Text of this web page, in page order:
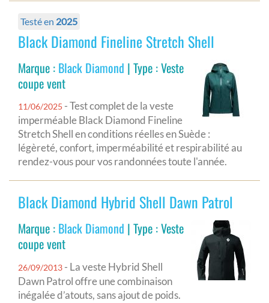
Testé en 2025
Black Diamond Fineline Stretch Shell
Marque : Black Diamond | Type : Veste
coupe vent
11/06/2025 - Test complet de la veste
imperméable Black Diamond Fineline
Stretch Shell en conditions réelles en Suède :
légèreté, confort, imperméabilité et respirabilité au
rendez-vous pour vos randonnées toute l'année.
Black Diamond Hybrid Shell Dawn Patrol
Marque : Black Diamond | Type : Veste
coupe vent
26/09/2013 - La veste Hybrid Shell
Dawn Patrol offre une combinaison
inégalée d’atouts, sans ajout de poids.